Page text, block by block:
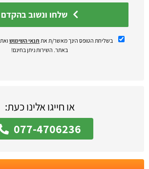
בשליחת הטופס הינך מאשר/ת את תנאי השימוש ואת
באתר. השירות ניתן בחינם!
או חייגו אלינו כעת:
077-4706236